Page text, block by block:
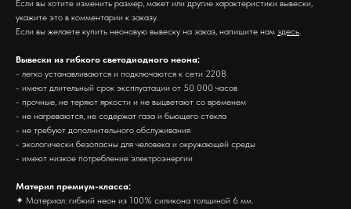
Если вы хотите изменить размер, макет или другие характеристики вывески,
укажите это в комментарии к заказу.
Если вы желаете купить неоновую вывеску на заказ, напишите нам здесь.
Вывески из гибкого светодиодного неона:
- легко устанавливаются и подключаются к сети 220В
- имеют длительный срок эксплуатации от 50 000 часов
- прочные, не теряют яркости и не выцветают со временем
- не нагреваются, не содержат газа и бьющего стекла
- не требуют дополнительного обслуживания
- экологически безопасны для человека и окружающей среды
- имеют низкое потребление электроэнергии
Материл премиум-класса:
✦ Материал: гибкий неон из 100% силикона толщиной 6 мм.